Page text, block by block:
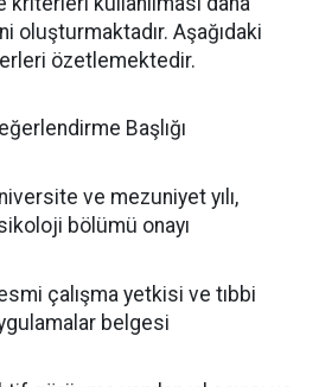
oluşturmaktadır. Aşağıdaki
özetlemektedir.
Başlığı
ve mezuniyet yılı,
bölümü onayı
çalışma yetkisi ve tıbbi
belgesi